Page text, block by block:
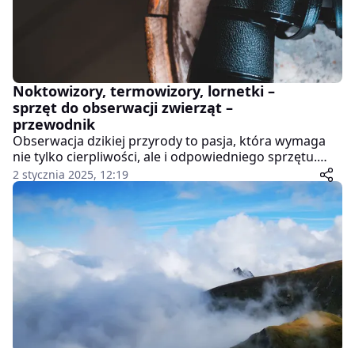
Noktowizory, termowizory, lornetki –
sprzęt do obserwacji zwierząt –
przewodnik
Obserwacja dzikiej przyrody to pasja, która wymaga
nie tylko cierpliwości, ale i odpowiedniego sprzętu.
Dobrej jakości noktowizory, termowizory, lornetki i
inne akcesoria do obserwacji pozwalają na lepsze
poznanie zwierząt, szczególnie podczas wędrówek
nocnych lub w trudnych warunkach oświetleniowych.
W tym artykule przedstawiam różne typy urządzeń do
obserwacji dzikiej przyrody oraz ich zastosowanie.
2 stycznia 2025, 12:19